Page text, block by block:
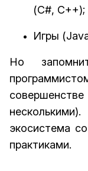
(C#, C++);
Игры
Но
экосистема
практиками.